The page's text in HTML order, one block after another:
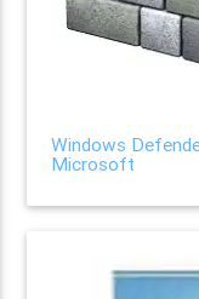
Windows
Microsoft